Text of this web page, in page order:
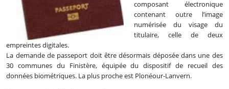
composant électronique
contenant outre l’image
numérisée du visage du
titulaire, celle de deux
empreintes digitales.
La demande de passeport doit être désormais déposée dans une des
30 communes du Finistère, équipée du dispositif de recueil des
données biométriques. La plus proche est Plonéour-Lanvern.